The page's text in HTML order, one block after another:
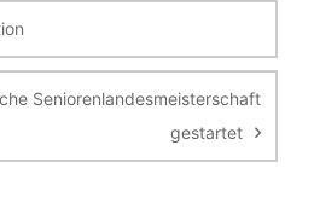
Seniorenlandesmeisterschaft
gestartet